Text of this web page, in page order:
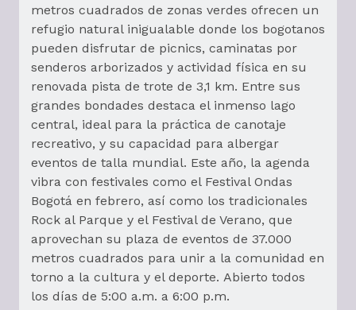
metros cuadrados de zonas verdes ofrecen un
refugio natural inigualable donde los bogotanos
pueden disfrutar de picnics, caminatas por
senderos arborizados y actividad física en su
renovada pista de trote de 3,1 km. Entre sus
grandes bondades destaca el inmenso lago
central, ideal para la práctica de canotaje
recreativo, y su capacidad para albergar
eventos de talla mundial. Este año, la agenda
vibra con festivales como el Festival Ondas
Bogotá en febrero, así como los tradicionales
Rock al Parque y el Festival de Verano, que
aprovechan su plaza de eventos de 37.000
metros cuadrados para unir a la comunidad en
torno a la cultura y el deporte. Abierto todos
los días de 5:00 a.m. a 6:00 p.m.